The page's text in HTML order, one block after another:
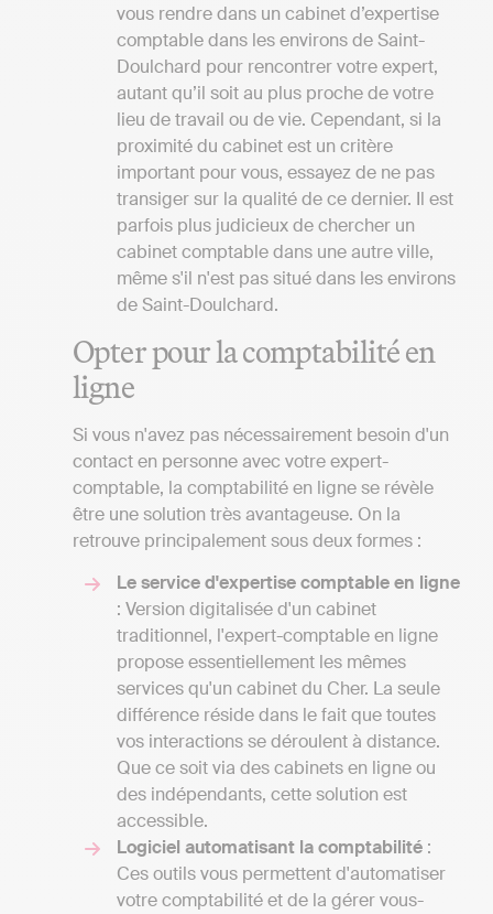
vous rendre dans un cabinet d’expertise
comptable dans les environs de Saint-
Doulchard pour rencontrer votre expert,
autant qu’il soit au plus proche de votre
lieu de travail ou de vie. Cependant, si la
proximité du cabinet est un critère
important pour vous, essayez de ne pas
transiger sur la qualité de ce dernier. Il est
parfois plus judicieux de chercher un
cabinet comptable dans une autre ville,
même s'il n'est pas situé dans les environs
de Saint-Doulchard.
Opter pour la comptabilité en
ligne
Si vous n'avez pas nécessairement besoin d'un
contact en personne avec votre expert-
comptable, la comptabilité en ligne se révèle
être une solution très avantageuse. On la
retrouve principalement sous deux formes :
Le service d'expertise comptable en ligne
: Version digitalisée d'un cabinet
traditionnel, l'expert-comptable en ligne
propose essentiellement les mêmes
services qu'un cabinet du Cher. La seule
différence réside dans le fait que toutes
vos interactions se déroulent à distance.
Que ce soit via des cabinets en ligne ou
des indépendants, cette solution est
accessible.
Logiciel automatisant la comptabilité :
Ces outils vous permettent d'automatiser
votre comptabilité et de la gérer vous-